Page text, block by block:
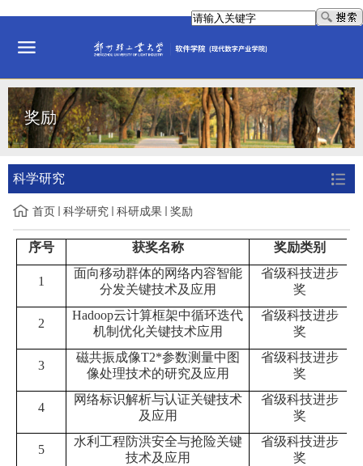
奖励
科学研究
首页 科学研究 科研成果 奖励
序号 获奖名称 奖励类别
1
面向移动群体的网络内容智能
分发关键技术及应用
省级科技进步
奖
2
Hadoop云计算框架中循环迭代
机制优化关键技术应用
省级科技进步
奖
3
磁共振成像T2*参数测量中图
像处理技术的研究及应用
省级科技进步
奖
4
网络标识解析与认证关键技术
及应用
省级科技进步
奖
5
水利工程防洪安全与抢险关键
技术及应用
省级科技进步
奖